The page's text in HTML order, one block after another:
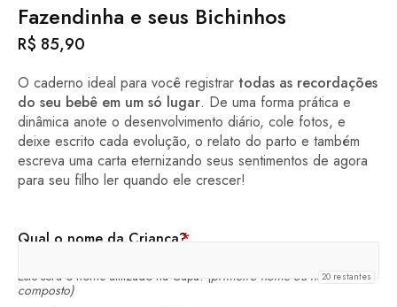
Fazendinha e seus Bichinhos
R$ 85,90
O caderno ideal para você registrar todas as recordações
do seu bebê em um só lugar. De uma forma prática e
dinâmica anote o desenvolvimento diário, cole fotos, e
deixe escrito cada evolução, o relato do parto e também
escreva uma carta eternizando seus sentimentos de agora
para seu filho ler quando ele crescer!
*
Qual o nome da Criança?
Este será o nome utilizado na Capa! (primeiro nome ou nome
composto)
20 restantes